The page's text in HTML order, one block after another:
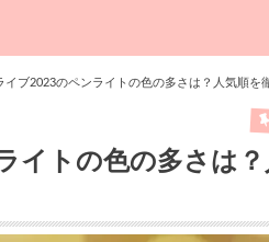
イブ2023のペンライトの色の多さは？人気順を
イトの色の多さは